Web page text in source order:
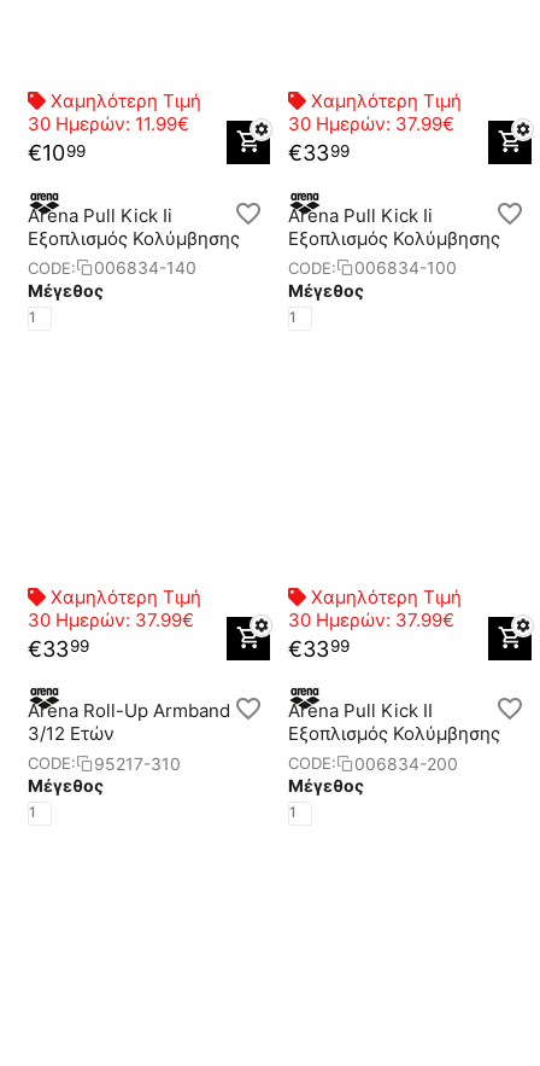
Χαμηλότερη Τιμή
30 Ημερών: 11.99€
€1099
Χαμηλότερη Τιμή
30 Ημερών: 37.99€
€3399
Arena Pull Kick Ii
Eξοπλισμός Κολύμβησης
CODE:
006834-140
Μέγεθος
1
Χαμηλότερη Τιμή
30 Ημερών: 37.99€
€3399
Arena Pull Kick Ii
Eξοπλισμός Κολύμβησης
CODE:
006834-100
Μέγεθος
1
Χαμηλότερη Τιμή
30 Ημερών: 37.99€
€3399
Arena Roll-Up Armband
3/12 Eτών
CODE:
95217-310
Μέγεθος
1
Arena Pull Kick II
Eξοπλισμός Κολύμβησης
CODE:
006834-200
Μέγεθος
1